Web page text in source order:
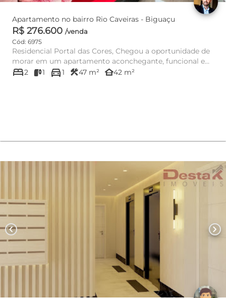
Apartamento no bairro Rio Caveiras - Biguaçu
R$ 276.600 /venda
Cód: 6975
Residencial Portal das Cores, Chegou a oportunidade de
morar em um apartamento aconchegante, funcional e
pronto pa...
bed2 1 directions_car1 construction47 m² other_houses42 m²
chevron_left chevron_right